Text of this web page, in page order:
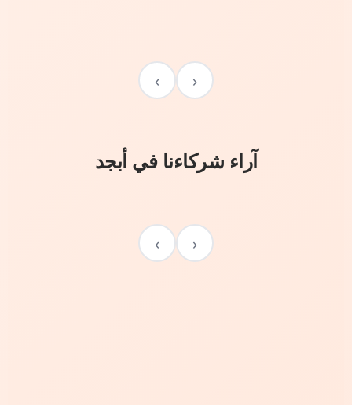
‹
›
آراء شركاءنا في أبجد
‹
›